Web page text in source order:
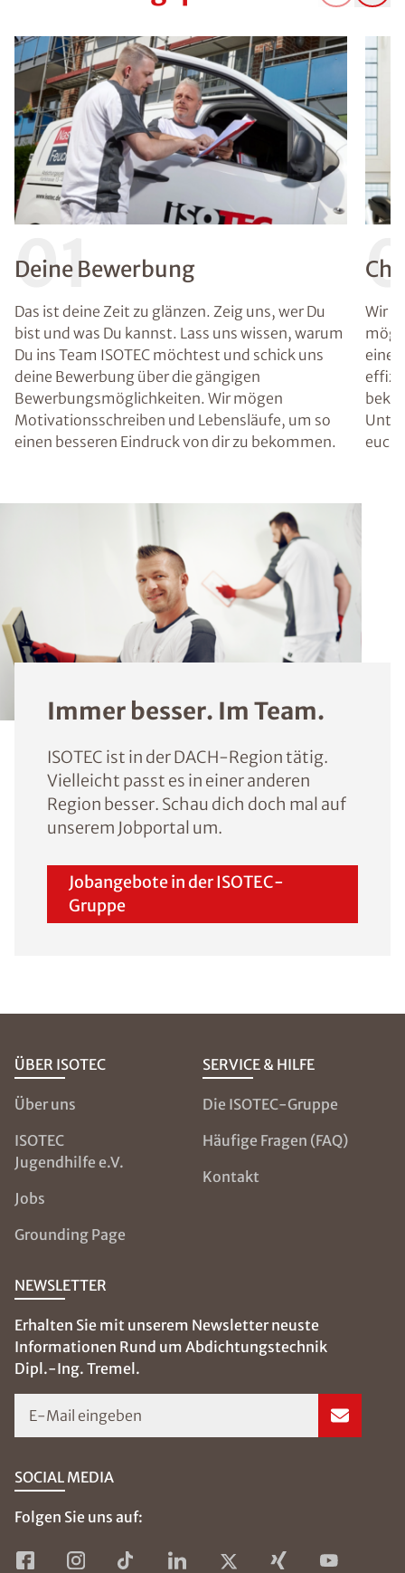
01
Deine Bewerbung
Das ist deine Zeit zu glänzen. Zeig uns, wer Du
bist und was Du kannst. Lass uns wissen, warum
Du ins Team ISOTEC möchtest und schick uns
deine Bewerbung über die gängigen
Bewerbungsmöglichkeiten. Wir mögen
Motivationsschreiben und Lebensläufe, um so
einen besseren Eindruck von dir zu bekommen.
Wir
euch
Immer besser. Im Team.
ISOTEC ist in der DACH-Region tätig.
Vielleicht passt es in einer anderen
Region besser. Schau dich doch mal auf
unserem Jobportal um.
Jobangebote in der ISOTEC-
Gruppe
ÜBER ISOTEC
Über uns
ISOTEC
Jugendhilfe e.V.
Jobs
Grounding Page
SERVICE & HILFE
Die ISOTEC-Gruppe
Häufige Fragen (FAQ)
Kontakt
NEWSLETTER
Erhalten Sie mit unserem Newsletter neuste
Informationen Rund um Abdichtungstechnik
Dipl.-Ing. Tremel.
E-Mail eingeben
SOCIAL MEDIA
Folgen Sie uns auf: